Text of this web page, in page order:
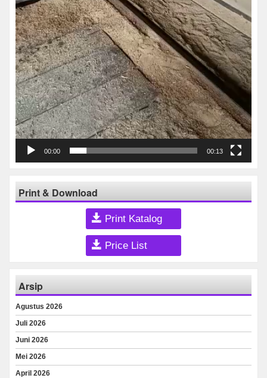
00:00 00:13
Print & Download
Print Katalog
Price List
Arsip
Agustus 2026
Juli 2026
Juni 2026
Mei 2026
April 2026